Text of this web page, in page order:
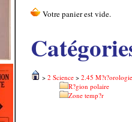
> 2 Science > 2.45 M?t?orologie
R?gion polaire
Zone temp?r